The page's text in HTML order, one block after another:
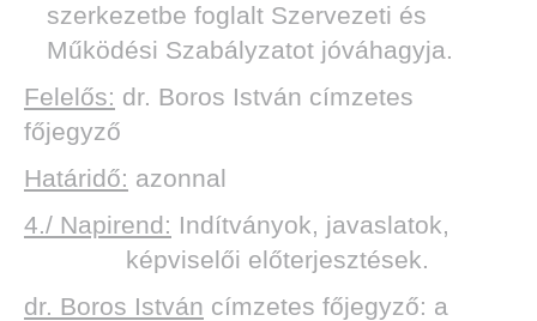
szerkezetbe foglalt Szervezeti és
Működési Szabályzatot jóváhagyja.
Felelős: dr. Boros István címzetes
főjegyző
Határidő: azonnal
4./ Napirend: Indítványok, javaslatok,
képviselői előterjesztések.
dr. Boros István címzetes főjegyző: a